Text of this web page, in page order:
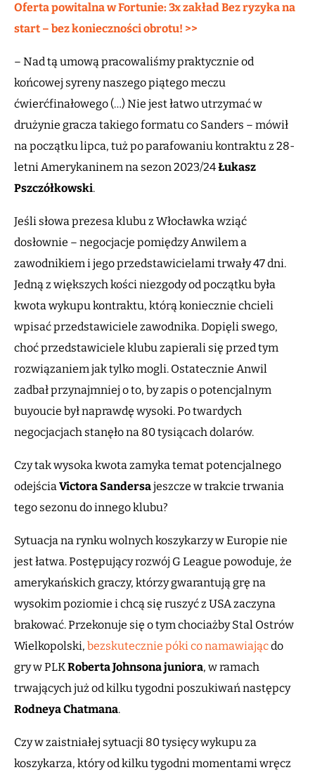
Oferta powitalna w Fortunie: 3x zakład Bez ryzyka na
start – bez konieczności obrotu! >>
– Nad tą umową pracowaliśmy praktycznie od
końcowej syreny naszego piątego meczu
ćwierćfinałowego (…) Nie jest łatwo utrzymać w
drużynie gracza takiego formatu co Sanders – mówił
na początku lipca, tuż po parafowaniu kontraktu z 28-
letni Amerykaninem na sezon 2023/24Łukasz
Pszczółkowski.
Jeśli słowa prezesa klubu z Włocławka wziąć
dosłownie – negocjacje pomiędzy Anwilem a
zawodnikiem i jego przedstawicielami trwały 47 dni.
Jedną z większych kości niezgody od początku była
kwota wykupu kontraktu, którą koniecznie chcieli
wpisać przedstawiciele zawodnika. Dopięli swego,
choć przedstawiciele klubu zapierali się przed tym
rozwiązaniem jak tylko mogli. Ostatecznie Anwil
zadbał przynajmniej o to, by zapis o potencjalnym
buyoucie był naprawdę wysoki. Po twardych
negocjacjach stanęło na 80 tysiącach dolarów.
Czy tak wysoka kwota zamyka temat potencjalnego
odejściaVictora Sandersajeszcze w trakcie trwania
tego sezonu do innego klubu?
Sytuacja na rynku wolnych koszykarzy w Europie nie
jest łatwa. Postępujący rozwój G League powoduje, że
amerykańskich graczy, którzy gwarantują grę na
wysokim poziomie i chcą się ruszyć z USA zaczyna
brakować. Przekonuje się o tym chociażby Stal Ostrów
Wielkopolski, bezskutecznie póki co namawiającdo
gry w PLKRoberta Johnsona juniora, w ramach
trwających już od kilku tygodni poszukiwań następcy
Rodneya Chatmana.
Czy w zaistniałej sytuacji 80 tysięcy wykupu za
koszykarza, który od kilku tygodni momentami wręcz